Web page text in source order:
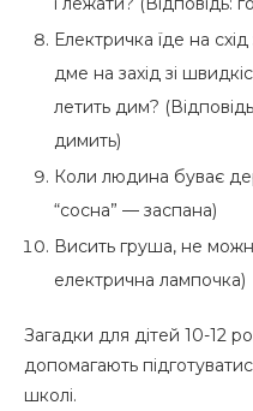
Електричка їде на
дме на захід зі
летить дим?
димить)
Коли людина буває
“сосна” — заспана)
Висить груша, не
електрична лампочка)
Загадки для дітей 10-12
допомагають
школі.